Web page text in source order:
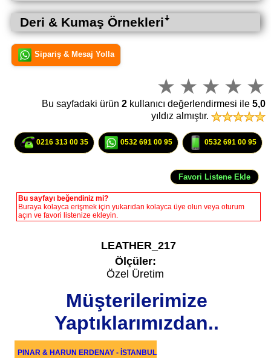
Deri & Kumaş Örnekleriꜜ
Sipariş & Mesaj Yolla
Bu sayfadaki ürün2 kullanıcı değerlendirmesi ile5,0
yıldız almıştır.
0216 313 00 35 0532 691 00 95 0532 691 00 95
Bu sayfayı beğendiniz mi?
Buraya kolayca erişmek için yukarıdan kolayca üye olun veya oturum
açın ve favori listenize ekleyin.
LEATHER_217
Ölçüler:
Özel Üretim
Müşterilerimize
Yaptıklarımızdan..
PINAR & HARUN ERDENAY - İSTANBUL